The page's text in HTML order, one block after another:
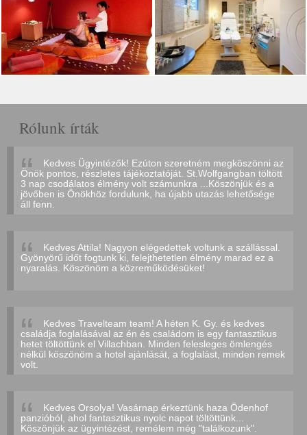
Rólunk írták
Kedves Ügyintézők! Ezúton szeretném megköszönni az
Önök pontos, részletes tájékoztatóját. St.Wolfgangban töltött
3 nap csodálatos élmény volt számunkra ...Köszönjük és a
jövőben is Önökhöz fordulunk, ha újabb utazás lehetősége
áll fenn.
Kedves Attila! Nagyon elégedettek voltunk a szállással.
Gyönyörű időt fogtunk ki, felejthetetlen élmény marad ez a
nyaralás. Köszönöm a közreműködésüket!
Kedves Travelteam team! A héten K. Gy. és kedves
családja foglalásával az én és családom is egy fantasztikus
hetet töltöttünk el Villachban. Minden felesleges ömlengés
nélkül köszönöm a hotel ajánlását, a foglalást, minden remek
volt.
Kedves Orsolya! Vasárnap érkeztünk haza Ödenhof
panzióból, ahol fantasztikus nyolc napot töltöttünk...
Köszönjük az ügyintézést, remélem még "találkozunk".